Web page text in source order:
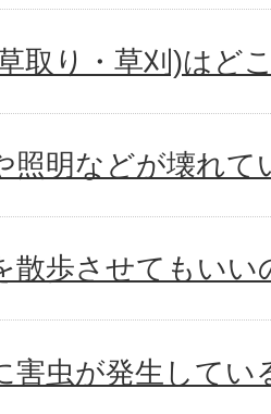
取り・草刈)はど
照明などが壊れて
散歩させてもいい
害虫が発生してい